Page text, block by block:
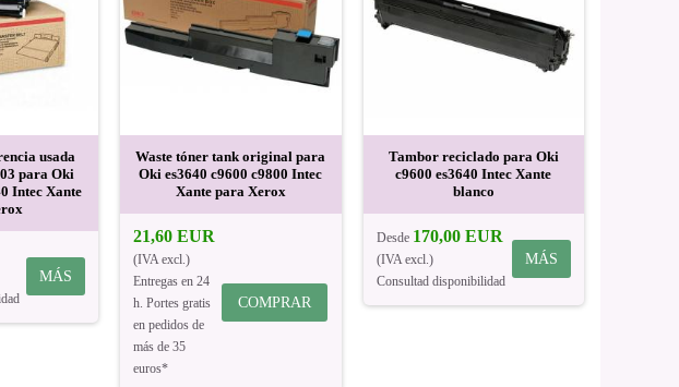
usada
para Oki
Intec Xante
MÁS
Waste tóner tank original para
Oki es3640 c9600 c9800 Intec
Xante para Xerox
21,60 EUR
(IVA excl.)
Entregas en 24
h. Portes gratis
en pedidos de
más de 35
euros*
COMPRAR
Tambor reciclado para Oki
c9600 es3640 Intec Xante
blanco
Desde 170,00 EUR
(IVA excl.)
Consultad disponibilidad
MÁS